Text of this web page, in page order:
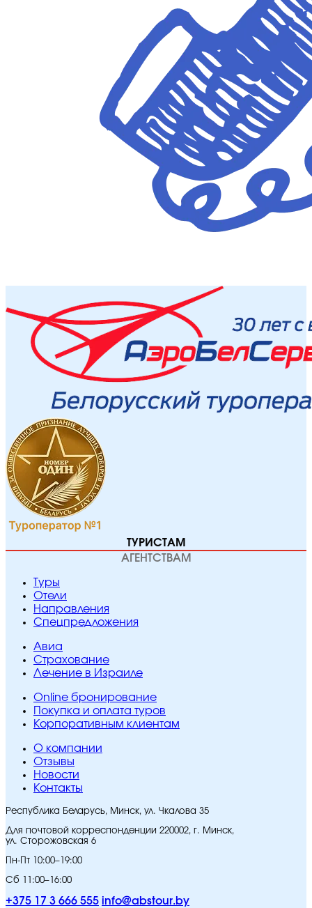
ТУРИСТАМ
АГЕНТСТВАМ
Туры
Отели
Направления
Спецпредложения
Авиа
Страхование
Лечение в Израиле
Online бронирование
Покупка и оплата туров
Корпоративным клиентам
O компании
Отзывы
Новости
Контакты
Республика Беларусь, Минск, ул. Чкалова 35
Для почтовой корреспонденции 220002, г. Минск,
ул. Сторожовская 6
Пн-Пт 10:00–19:00
Сб 11:00–16:00
+375 17 3 666 555 info@abstour.by